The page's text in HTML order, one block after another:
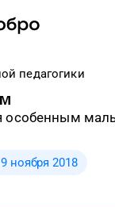
педагогики
ноября 2018